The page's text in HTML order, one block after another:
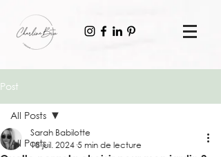
Post
All Posts
All Posts
Sarah Babilotte
18 juil. 2024 5 min de lecture